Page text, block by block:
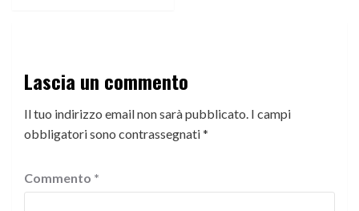
Lascia un commento
Il tuo indirizzo email non sarà pubblicato. I campi
obbligatori sono contrassegnati*
Commento *